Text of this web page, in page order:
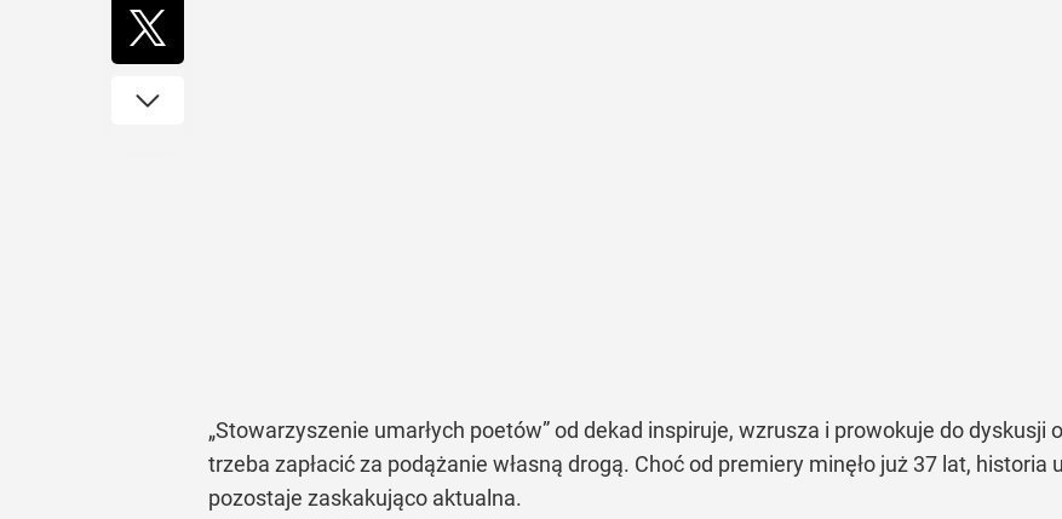
„Stowarzyszenie umarłych poetów” od dekad inspiruje, wzrusza i prowokuje do
trzeba zapłacić za podążanie własną drogą. Choć od premiery minęło już 37 lat,
pozostaje zaskakująco aktualna.